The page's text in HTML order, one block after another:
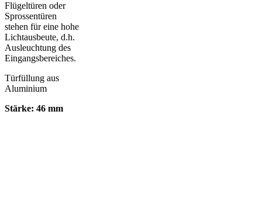
Flügeltüren oder
Sprossentüren
stehen für eine hohe
Lichtausbeute, d.h.
Ausleuchtung des
Eingangsbereiches.
Türfüllung aus
Aluminium
Stärke: 46 mm